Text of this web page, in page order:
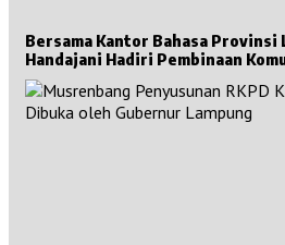
Bersama Kantor Bahasa Provinsi
Handajani Hadiri Pembinaan